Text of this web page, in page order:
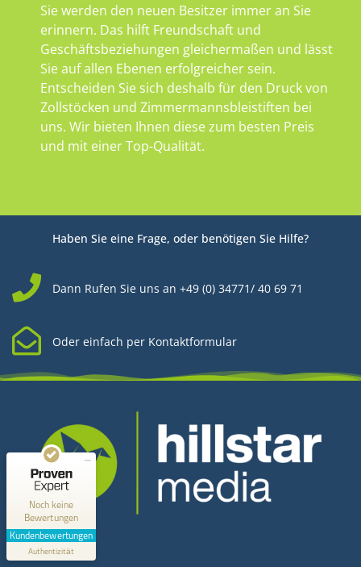
Sie werden den neuen Besitzer immer an Sie
erinnern. Das hilft Freundschaft und
Geschäftsbeziehungen gleichermaßen und lässt
Sie auf allen Ebenen erfolgreicher sein.
Entscheiden Sie sich deshalb für den Druck von
Zollstöcken und Zimmermannsbleistiften bei
uns. Wir bieten Ihnen diese zum besten Preis
und mit einer Top-Qualität.
Haben Sie eine Frage, oder benötigen Sie Hilfe?
Dann Rufen Sie uns an +49 (0) 34771/ 40 69 71
Oder einfach per Kontaktformular
Kontakt
Hillstar Media
Noch keine
Bewertungen
Kundenbewertungen
Authentizität
Hillstar Media
MANGELHAFT
0,00 / 5,00
Erfahren Sie mehr über dieses Bewertungssiegel
Profil ansehen